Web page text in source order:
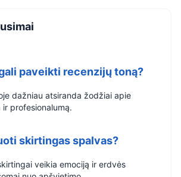
paveikti recenzijų toną?
dažniau atsiranda žodžiai apie
profesionalumą.
skirtingas spalvas?
veikia emociją ir erdvės